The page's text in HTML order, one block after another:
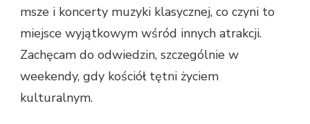
msze i koncerty muzyki klasycznej, co czyni to
miejsce wyjątkowym wśród innych atrakcji.
Zachęcam do odwiedzin, szczególnie w
weekendy, gdy kościół tętni życiem
kulturalnym.